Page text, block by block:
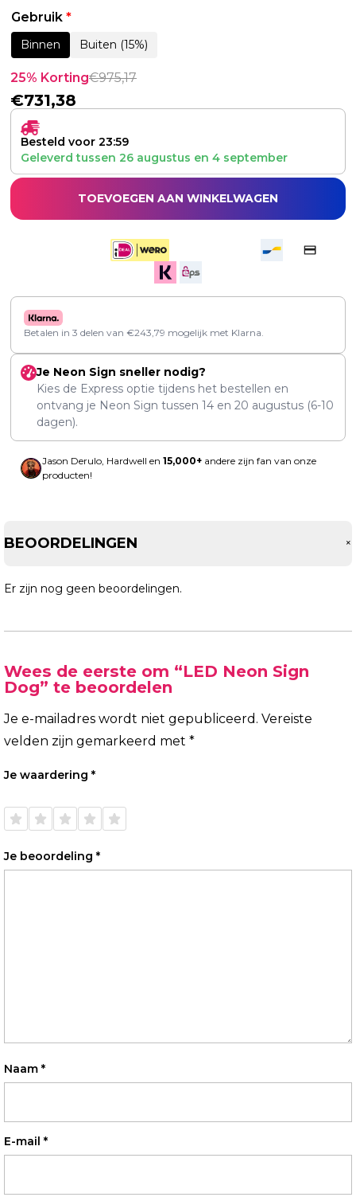
Gebruik *
Binnen Buiten (15%)
25% Korting€975,17
€731,38
Besteld voor 23:59
Geleverd tussen 26 augustus en 4 september
TOEVOEGEN AAN WINKELWAGEN
Betalen in 3 delen van €243,79 mogelijk met Klarna.
Je Neon Sign sneller nodig?
Kies de Express optie tijdens het bestellen en
ontvang je Neon Sign tussen 14 en 20 augustus (6-10
dagen).
Jason Derulo, Hardwell en 15,000+ andere zijn fan van onze
producten!
BEOORDELINGEN +
Er zijn nog geen beoordelingen.
Wees de eerste om “LED Neon Sign
Dog” te beoordelen
Je e-mailadres wordt niet gepubliceerd. Vereiste
velden zijn gemarkeerd met *
Je waardering *
de 5
de 5
de 5
de 5
de 5
Je beoordeling *
Naam *
E-mail *